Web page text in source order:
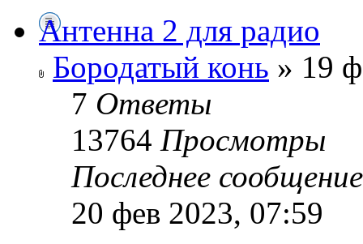
Антенна 2 для радио
Бородатый конь » 19
7 Ответы
13764 Просмотры
Последнее
20 фев 2023, 07:59